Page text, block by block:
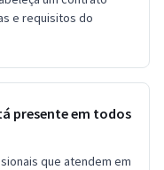
e requisitos do
presente em todos
que atendem em